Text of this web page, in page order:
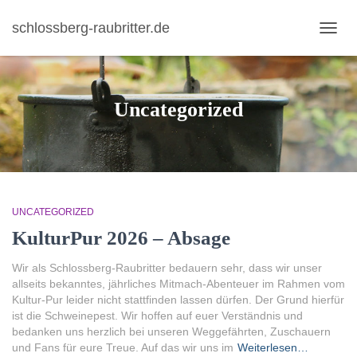
schlossberg-raubritter.de
A
I
A
T
A
L
E
Uncategorized
UNCATEGORIZED
KulturPur 2026 – Absage
Wir als Schlossberg-Raubritter bedauern sehr, dass wir unser
allseits bekanntes, jährliches Mitmach-Abenteuer im Rahmen vom
Kultur-Pur leider nicht stattfinden lassen dürfen. Der Grund hierfür
ist die Schweinepest. Wir hoffen auf euer Verständnis und
bedanken uns herzlich bei unseren Weggefährten, Zuschauern
und Fans für eure Treue. Auf das wir uns im Weiterlesen…